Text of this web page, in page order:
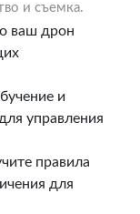
и съемка.
ваш дрон
и
управления
правила
для